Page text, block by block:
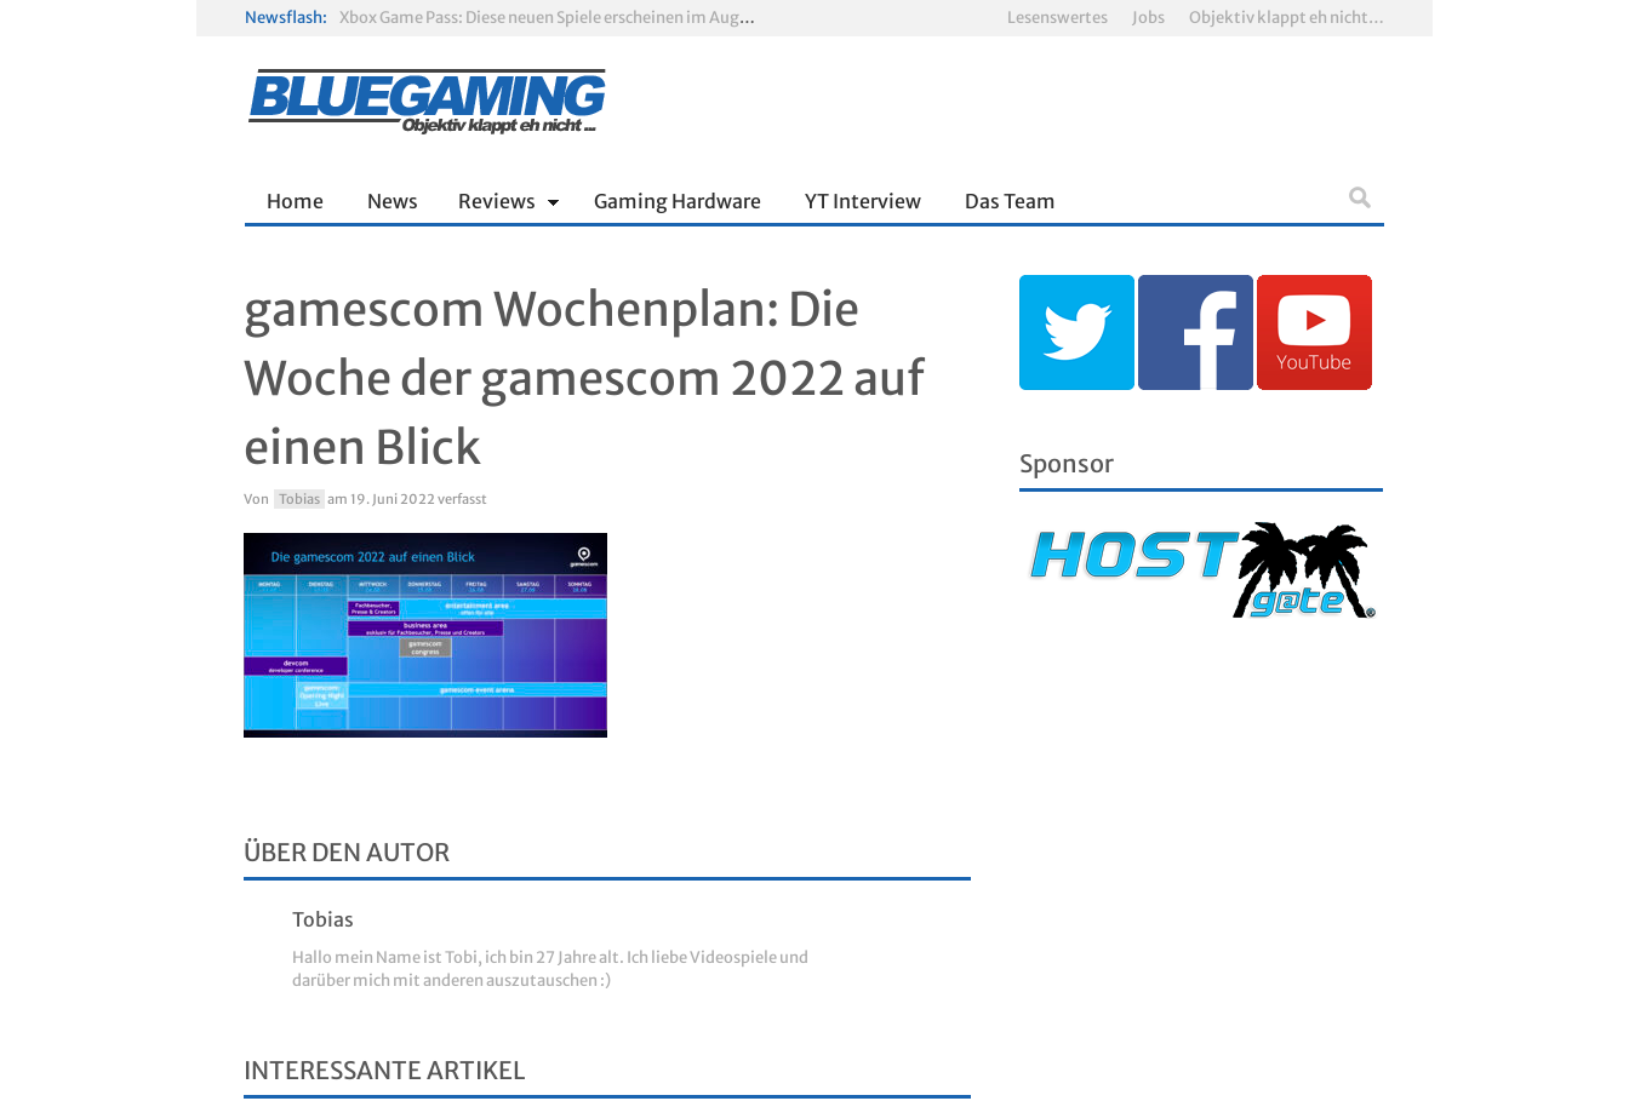
Newsflash:
Xbox Game Pass: Diese neuen Spiele erscheinen im August 2026
Gamescom 2026: Sony fehlt zum siebten Mal in Folge
Solarpunk im Test: Entspannter Aufbau über den Wolken
Lesenswertes Jobs Objektiv klappt eh nicht…
Home News Reviews Gaming Hardware YT Interview Das Team
gamescom Wochenplan: Die
Woche der gamescom 2022 auf
einen Blick
Von Tobias am 19. Juni 2022 verfasst
ÜBER DEN AUTOR
Tobias
Hallo mein Name ist Tobi, ich bin 27 Jahre alt. Ich liebe Videospiele und
darüber mich mit anderen auszutauschen :)
INTERESSANTE ARTIKEL
Sponsor